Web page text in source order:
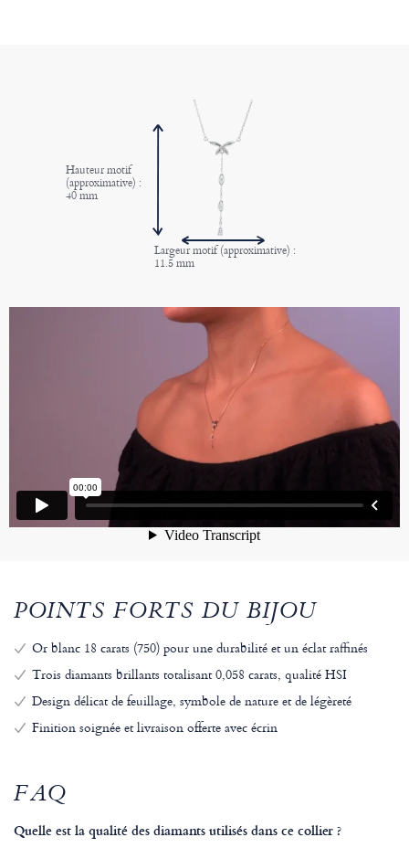
Hauteur motif
(approximative) :
40 mm
Largeur motif (approximative) :
11.5 mm
POINTS FORTS DU BIJOU
Or blanc 18 carats (750) pour une durabilité et un éclat raffinés
Trois diamants brillants totalisant 0,058 carats, qualité HSI
Design délicat de feuillage, symbole de nature et de légèreté
Finition soignée et livraison offerte avec écrin
FAQ
Quelle est la qualité des diamants utilisés dans ce collier ?